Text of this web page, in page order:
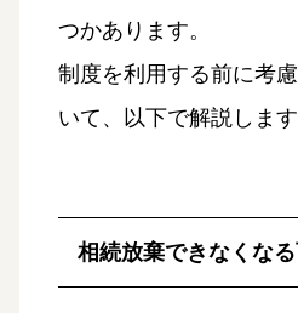
つかあります。
制度を利用する前に考
いて、以下で解説します
相続放棄できなくな